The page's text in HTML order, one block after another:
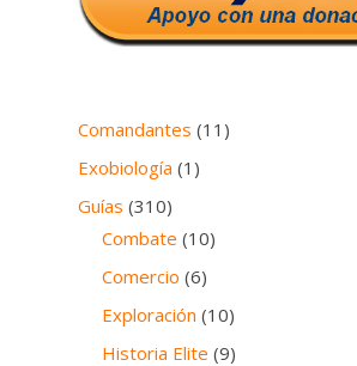
Comandantes (11)
Exobiología (1)
Guías (310)
Combate (10)
Comercio (6)
Exploración (10)
Historia Elite (9)